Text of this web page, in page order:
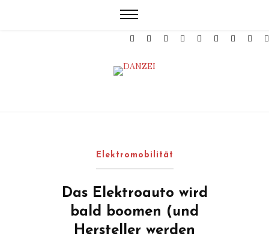
Elektromobilität
Das Elektroauto wird
bald boomen (und
Hersteller werden